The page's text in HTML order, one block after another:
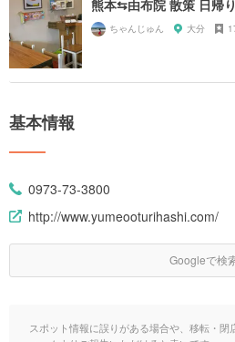
熊本⇆由布院 散策 日帰り
ちゃんじゅん 大分
基本情報
0973-73-3800
http://www.yumeooturihashi.com/
Googleで検
スポット情報に誤りがある場合や、移転・